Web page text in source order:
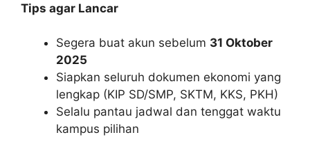
Tips agar Lancar
Segera buat akun sebelum 31 Oktober
2025
Siapkan seluruh dokumen ekonomi yang
lengkap (KIP SD/SMP, SKTM, KKS, PKH)
Selalu pantau jadwal dan tenggat waktu
kampus pilihan